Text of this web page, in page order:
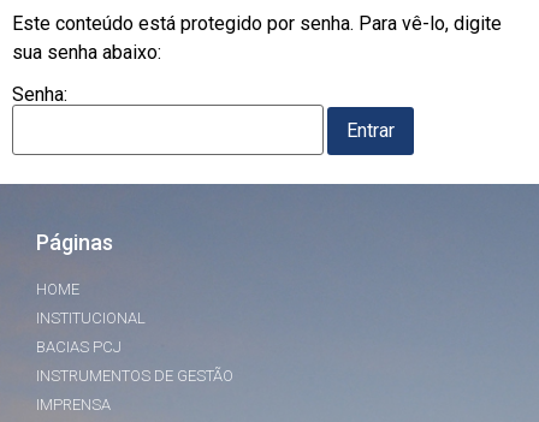
Este conteúdo está protegido por senha. Para vê-lo, digite
sua senha abaixo:
Senha:
Páginas
HOME
INSTITUCIONAL
BACIAS PCJ
INSTRUMENTOS DE GESTÃO
IMPRENSA